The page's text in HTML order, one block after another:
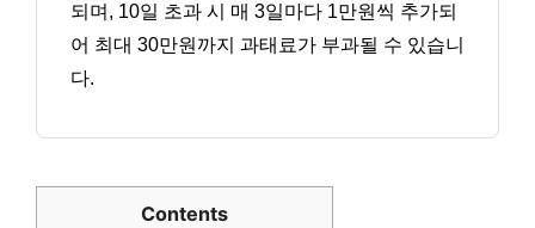
되며, 10일 초과 시 매 3일마다 1만원씩 추가되
어 최대 30만원까지 과태료가 부과될 수 있습니
다.
Contents